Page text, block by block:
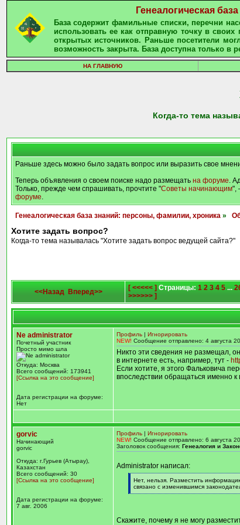
Генеалогическая
База содержит фамильные списки, перечни
использовать ее как отправную точку в
открытых источников. Раньше посетители
возможность закрыта. База доступна только в
НА ГЛАВНУЮ
Когда-то тема
Раньше здесь можно было задать вопрос или выразить свое
Теперь объявления о своем поиске надо размещать на форуме.
Только, прежде чем спрашивать, прочтите "Советы начинающим",
форуме.
Генеалогическая база знаний: персоны, фамилии, хроника»
Хотите задать вопрос?
Когда-то тема называлась "Хотите задать вопрос ведущей сайта?"
<<Назад Вперед>> [ <<<<< ] Страницы: 1 2 3 4 5...
>>>>>> ]
Ne administrator
Почетный участник
Просто мимо шла
Откуда: Москва
Всего сообщений: 173941
[Ссылка на это сообщение]
Дата регистрации на форуме:
Нет
Профиль| Игнорировать
NEW! Сообщение отправлено: 4 августа
Никто эти сведения не размещал,
в интернете есть, например, тут -
Если хотите, я этого Фальковича
впоследствии обращаться именно к
gorvic
Начинающий
gorvic
Откуда: г.Гурьев (Атырау),
Казахстан
Всего сообщений: 30
[Ссылка на это сообщение]
Дата регистрации на форуме:
7 авг. 2006
Профиль| Игнорировать
NEW! Сообщение отправлено: 6 августа
Заголовок сообщения: Генеалогия и
Administrator написал:
[q]
Нет, нельзя. Разместить
связано с изменившимся
[/q]
Скажите, почему я не могу